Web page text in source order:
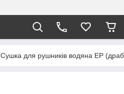
Сушка для рушників водяна EP